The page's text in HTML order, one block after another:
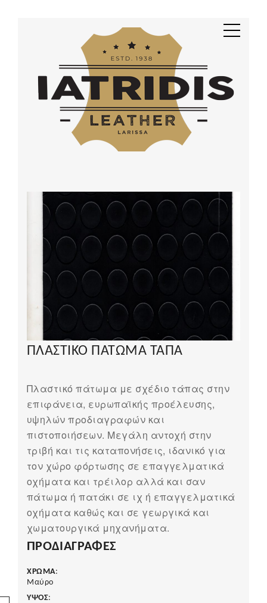
ΠΛΑΣΤΙΚΟ ΠΑΤΩΜΑ ΤΑΠΑ
Πλαστικό πάτωμα με σχέδιο τάπας στην
επιφάνεια, ευρωπαϊκής προέλευσης,
υψηλών προδιαγραφών και
πιστοποιήσεων. Μεγάλη αντοχή στην
τριβή και τις καταπονήσεις, ιδανικό για
τον χώρο φόρτωσης σε επαγγελματικά
οχήματα και τρέιλορ αλλά και σαν
πάτωμα ή πατάκι σε ιχ ή επαγγελματικά
οχήματα καθώς και σε γεωργικά και
χωματουργικά μηχανήματα.
ΠΡΟΔΙΑΓΡΑΦΈΣ
ΧΡΩΜΑ:
Μαύρο
ΥΨΟΣ: